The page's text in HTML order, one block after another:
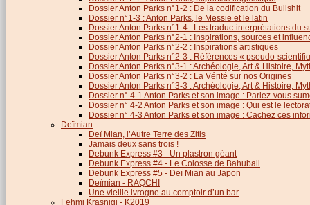
Dossier Anton Parks n°1-2 : De la codification du Bullshit
Dossier n°1-3 : Anton Parks, le Messie et le latin
Dossier Anton Parks n°1-4 : Les traduc-interprétations du
Dossier Anton Parks n°2-1 : Inspirations, sources et
Dossier Anton Parks n°2-2 : Inspirations artistiques
Dossier Anton Parks n°2-3 : Références « pseudo-
Dossier Anton Parks n°3-1 : Archéologie, Art & Histoire,
Dossier Anton Parks n°3-2 : La Vérité sur nos Origines
Dossier Anton Parks n°3-3 : Archéologie, Art & Histoire,
Dossier n° 4-1 Anton Parks et son image : Parlez-vous
Dossier n° 4-2 Anton Parks et son image : Qui est le
Dossier n° 4-3 Anton Parks et son image : Cachez ces
Deïmian
Deï Mian, l’Autre Terre des Zitis
Jamais deux sans trois !
Debunk Express #3 - Un plastron géant
Debunk Express #4 - Le Colosse de Bahubali
Debunk Express #5 - Deï Mian au Japon
Deïmian - RAQCHI
Une vieille ivrogne au comptoir d’un bar
Fehmi Krasniqi - K2019